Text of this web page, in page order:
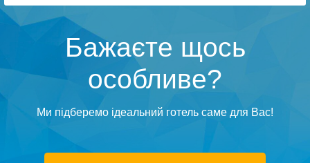
Бажаєте щось
особливе?
Ми підберемо ідеальний готель саме для Вас!